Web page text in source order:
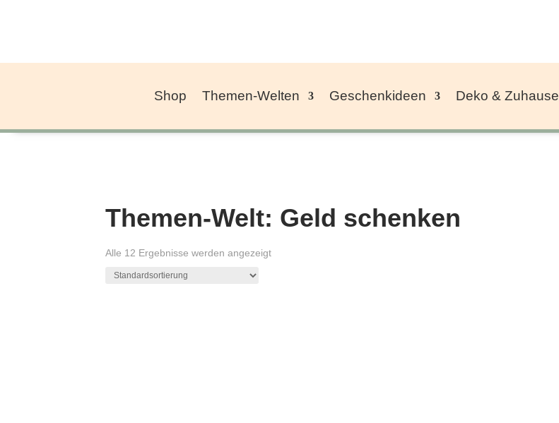
Shop Themen-Welten Geschenkideen Deko & Zuhause
Themen-Welt: Geld schenken
Alle 12 Ergebnisse werden angezeigt